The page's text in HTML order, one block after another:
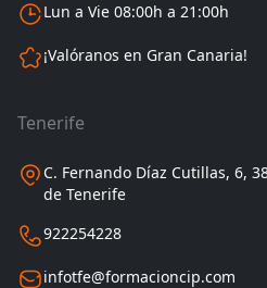
Lun a Vie 08:00h a 21:00h
¡Valóranos en Gran Canaria!
Tenerife
C. Fernando Díaz Cutillas, 6,
de Tenerife
922254228
infotfe@formacioncip.com